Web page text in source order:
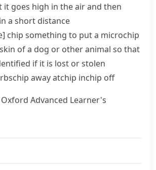
it goes high in the air and then
a short distance
] chip something to put a microchip
of a dog or other animal so that
if it is lost or stolen
chip away atchip inchip off
Advanced Learner's